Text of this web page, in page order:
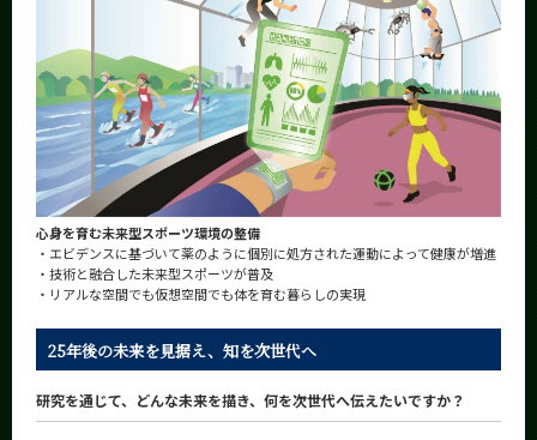
心身を育む未来型スポーツ環境の整備
・エビデンスに基づいて薬のように個別に処方された運動によって健康が増進
・技術と融合した未来型スポーツが普及
・リアルな空間でも仮想空間でも体を育む暮らしの実現
25年後の未来を見据え、知を次世代へ
研究を通じて、どんな未来を描き、何を次世代へ伝えたいですか？